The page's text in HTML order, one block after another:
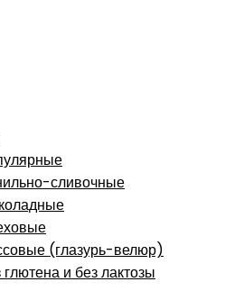
сливочные
(глазурь-велюр)
глютена и без лактозы